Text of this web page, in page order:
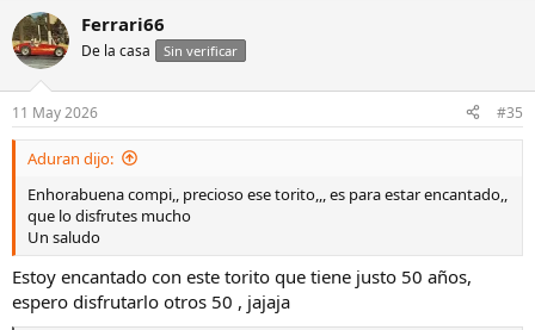
Ferrari66
De la casa Sin verificar
11 May 2026 #35
Aduran dijo:
Enhorabuena compi,, precioso ese torito,,, es para estar encantado,,
que lo disfrutes mucho
Un saludo
Estoy encantado con este torito que tiene justo 50 años,
espero disfrutarlo otros 50 , jajaja